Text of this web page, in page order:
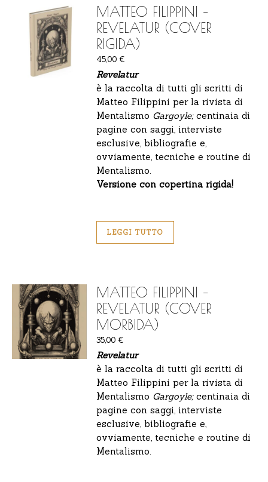
MATTEO FILIPPINI –
REVELATUR (COVER
RIGIDA)
45,00€
Revelatur
è la raccolta di tutti gli scritti di
Matteo Filippini per la rivista di
Mentalismo Gargoyle;centinaia di
pagine con saggi, interviste
esclusive, bibliografie e,
ovviamente, tecniche e routine di
Mentalismo.
Versione con copertina rigida!
LEGGI TUTTO
MATTEO FILIPPINI –
REVELATUR (COVER
MORBIDA)
35,00€
Revelatur
è la raccolta di tutti gli scritti di
Matteo Filippini per la rivista di
Mentalismo Gargoyle;centinaia di
pagine con saggi, interviste
esclusive, bibliografie e,
ovviamente, tecniche e routine di
Mentalismo.